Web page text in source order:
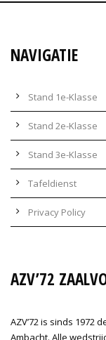
NAVIGATIE
Stand 1e-Klasse
Stand 2e-Klasse
Stand 3e-Klasse
Tafeldienst
Privacy Policy
AZV’72
AZV’72 is sinds 1972
Ambacht. Alle